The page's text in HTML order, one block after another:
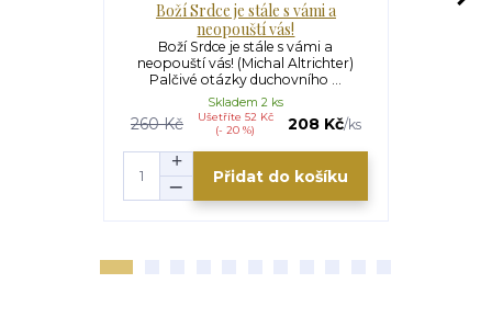
Boží Srdce je stále s vámi a
neopouští vás!
Boží Srdce je stále s vámi a
neopouští vás! (Michal Altrichter)
Palčivé otázky duchovního ...
260 Kč
Ušetříte 52 Kč
(- 20 %)
208 Kč/ks
Skladem 2 ks
Přidat do košíku